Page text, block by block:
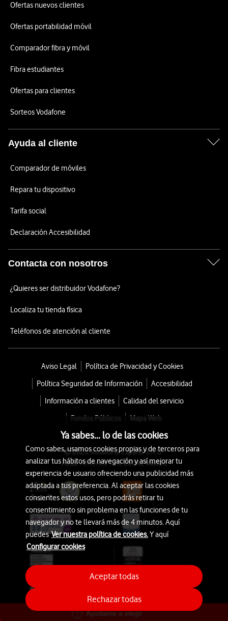
Ayúdame a elegir
Ofertas nuevos clientes
Ofertas portabilidad móvil
Comparador fibra y móvil
Fibra estudiantes
Ofertas para clientes
Sorteos Vodafone
Ayuda al cliente
Comparador de móviles
Repara tu dispositivo
Tarifa social
Declaración Accesibilidad
Contacta con nosotros
¿Quieres ser distribuidor Vodafone?
Localiza tu tienda física
Teléfonos de atención al cliente
Aviso Legal
Política de Privacidad y Cookies
Política Seguridad de Información
Accesibilidad
Información a clientes
Calidad del servicio
Fondos Públicos
Mapa Web
© 2026 Vodafone España S.A.U.
Avda. América 115, 28042 Madrid
Ya sabes... lo de las cookies
Como sabes, usamos cookies propias y de terceros para
analizar tus hábitos de navegación y así mejorar tu
experiencia de usuario ofreciendo una publicidad más
adaptada a tus preferencia. Al aceptar las cookies
consientes estos usos, pero podrás retirar tu
consentimiento sin problema en las funciones de tu
navegador y no te llevará más de 4 minutos. Aquí
puedesVer nuestra política de cookies.Y aquí
Configurar cookies
Rechazar todas
Aceptar todas